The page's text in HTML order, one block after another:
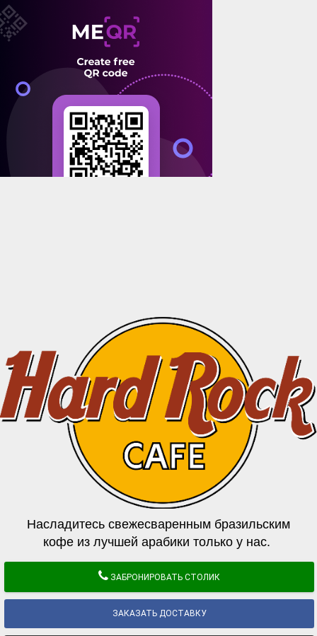
Насладитесь свежесваренным бразильским
кофе из лучшей арабики только у нас.
ЗАБРОНИРОВАТЬ СТОЛИК
ЗАКАЗАТЬ ДОСТАВКУ